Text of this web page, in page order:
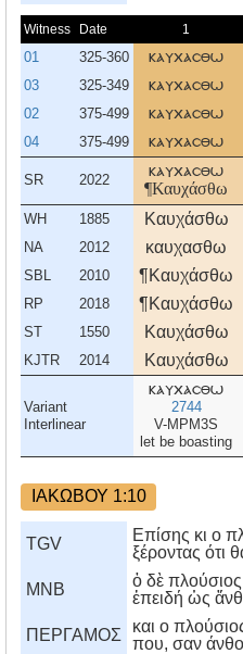
Witness Date 1
01 325-360 καυχασθω
03 325-349 καυχασθω
02 375-499 καυχασθω
04 375-499 καυχασθω
SR 2022
καυχασθω
¶Καυχάσθω
WH 1885 Καυχάσθω
NA 2012 καυχασθω
SBL 2010 ¶Καυχάσθω
RP 2018 ¶Καυχάσθω
ST 1550 Καυχάσθω
KJTR 2014 Καυχάσθω
Variant
Interlinear
καυχασθω
2744
V-MPM3S
let be boasting
ΙΑΚΩΒΟΥ 1:10
TGV
Επίσης κι ο
ξέροντας ότι
MNB
ὁ δὲ πλούσιος
ἐπειδή ὡς
ΠΕΡΓΑΜΟΣ
και ο
που, σαν